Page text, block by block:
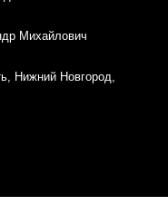
Михайлович
Нижний Новгород,